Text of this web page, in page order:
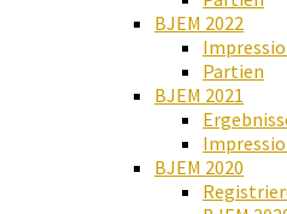
BJEM 2022
Partien
BJEM 2021
BJEM 2020